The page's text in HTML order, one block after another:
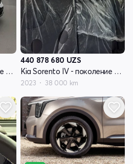
Kia Sorento IV - поколение рестайлинг
440 878 680 UZS
Kia Sorento IV - поколение рестайлинг
2023 38 000 km